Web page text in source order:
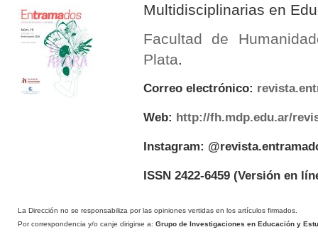
Multidisciplinarias en
Facultad de
Plata
Correo electrónico:
Web: http://fh.mdp.edu.ar/
Instagram:
ISSN 2422-6459(Versión en
La Dirección no se responsabiliza por las opiniones vertidas en los artículos firmados.
Por correspondencia y/o canje dirigirse a: Grupo de Investigaciones en Educación y